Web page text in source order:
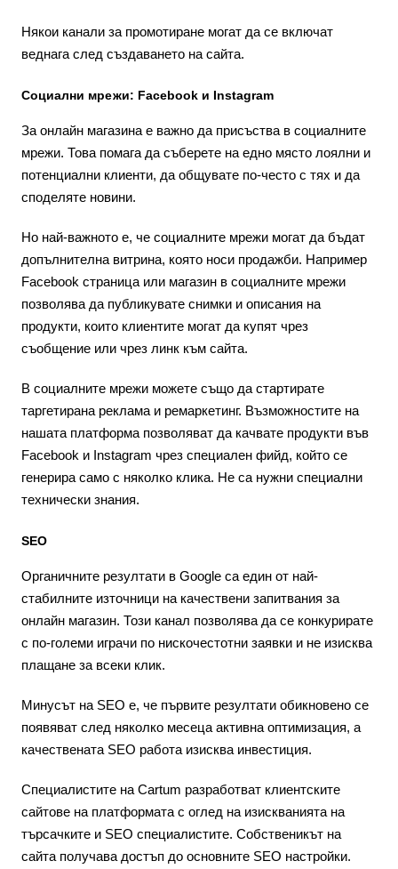
Някои канали за промотиране могат да се включат
веднага след създаването на сайта.
Социални мрежи: Facebook и Instagram
За онлайн магазина е важно да присъства в социалните
мрежи. Това помага да съберете на едно място лоялни и
потенциални клиенти, да общувате по-често с тях и да
споделяте новини.
Но най-важното е, че социалните мрежи могат да бъдат
допълнителна витрина, която носи продажби. Например
Facebook страница или магазин в социалните мрежи
позволява да публикувате снимки и описания на
продукти, които клиентите могат да купят чрез
съобщение или чрез линк към сайта.
В социалните мрежи можете също да стартирате
таргетирана реклама и ремаркетинг. Възможностите на
нашата платформа позволяват да качвате продукти във
Facebook и Instagram чрез специален фийд, който се
генерира само с няколко клика. Не са нужни специални
технически знания.
SEO
Органичните резултати в Google са един от най-
стабилните източници на качествени запитвания за
онлайн магазин. Този канал позволява да се конкурирате
с по-големи играчи по нискочестотни заявки и не изисква
плащане за всеки клик.
Минусът на SEO е, че първите резултати обикновено се
появяват след няколко месеца активна оптимизация, а
качествената SEO работа изисква инвестиция.
Специалистите на Cartum разработват клиентските
сайтове на платформата с оглед на изискванията на
търсачките и SEO специалистите. Собственикът на
сайта получава достъп до основните SEO настройки.